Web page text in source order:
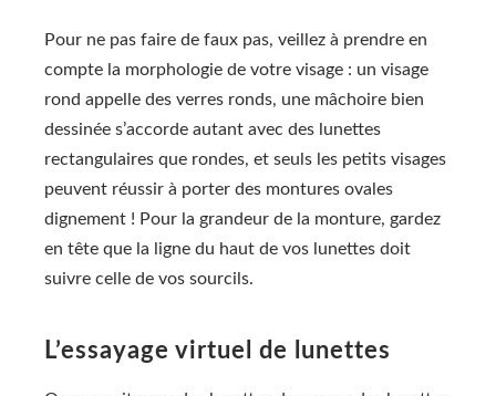
Pour ne pas faire de faux pas, veillez à prendre en
compte la morphologie de votre visage : un visage
rond appelle des verres ronds, une mâchoire bien
dessinée s’accorde autant avec des lunettes
rectangulaires que rondes, et seuls les petits visages
peuvent réussir à porter des montures ovales
dignement ! Pour la grandeur de la monture, gardez
en tête que la ligne du haut de vos lunettes doit
suivre celle de vos sourcils.
L’essayage virtuel de lunettes